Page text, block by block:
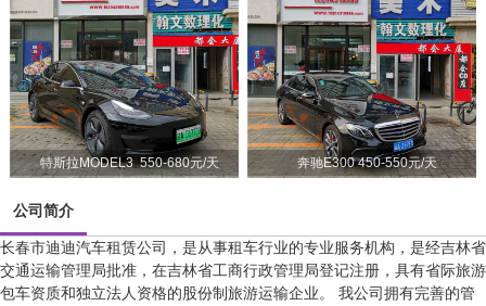
特斯拉MODEL3 550-680元/天 奔驰E300 450-550元/天
公司简介
长春市迪迪汽车租赁公司，是从事租车行业的专业服务机构，是经吉林省
交通运输管理局批准，在吉林省工商行政管理局登记注册，具有省际旅游
包车资质和独立法人资格的股份制旅游运输企业。 我公司拥有完善的管